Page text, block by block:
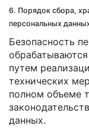
6. Порядок сбора,
персональных
Безопасность
путем
технических
полном объеме
данных.